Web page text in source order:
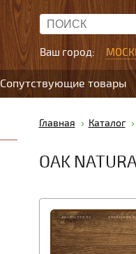
Ваш город:
Сопутствующие товары
Главная Каталог
OAK